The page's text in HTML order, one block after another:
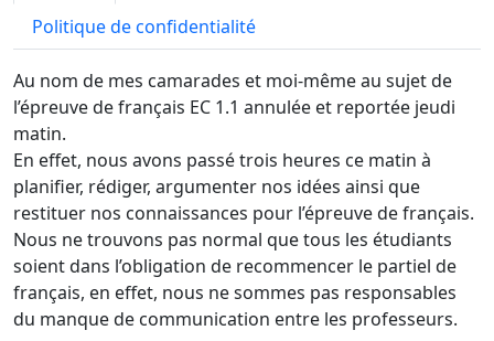
Politique de confidentialité
Au nom de mes camarades et moi-même au sujet de
l’épreuve de français EC 1.1 annulée et reportée jeudi
matin.
En effet, nous avons passé trois heures ce matin à
planifier, rédiger, argumenter nos idées ainsi que
restituer nos connaissances pour l’épreuve de français.
Nous ne trouvons pas normal que tous les étudiants
soient dans l’obligation de recommencer le partiel de
français, en effet, nous ne sommes pas responsables
du manque de communication entre les professeurs.